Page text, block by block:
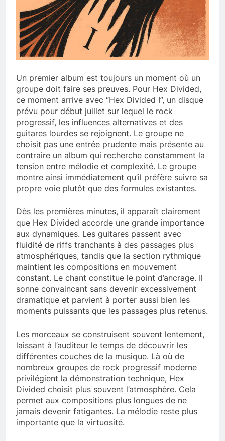
Un premier album est toujours un moment où un
groupe doit faire ses preuves. Pour Hex Divided,
ce moment arrive avec “Hex Divided I”, un disque
prévu pour début juillet sur lequel le rock
progressif, les influences alternatives et des
guitares lourdes se rejoignent. Le groupe ne
choisit pas une entrée prudente mais présente au
contraire un album qui recherche constamment la
tension entre mélodie et complexité. Le groupe
montre ainsi immédiatement qu’il préfère suivre sa
propre voie plutôt que des formules existantes.
Dès les premières minutes, il apparaît clairement
que Hex Divided accorde une grande importance
aux dynamiques. Les guitares passent avec
fluidité de riffs tranchants à des passages plus
atmosphériques, tandis que la section rythmique
maintient les compositions en mouvement
constant. Le chant constitue le point d’ancrage. Il
sonne convaincant sans devenir excessivement
dramatique et parvient à porter aussi bien les
moments puissants que les passages plus retenus.
Les morceaux se construisent souvent lentement,
laissant à l’auditeur le temps de découvrir les
différentes couches de la musique. Là où de
nombreux groupes de rock progressif moderne
privilégient la démonstration technique, Hex
Divided choisit plus souvent l’atmosphère. Cela
permet aux compositions plus longues de ne
jamais devenir fatigantes. La mélodie reste plus
importante que la virtuosité.